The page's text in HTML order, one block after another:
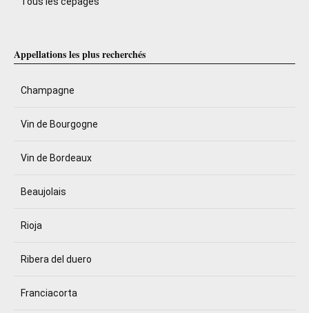
Appellations les plus recherchés
Champagne
Vin de Bourgogne
Vin de Bordeaux
Beaujolais
Rioja
Ribera del duero
Franciacorta